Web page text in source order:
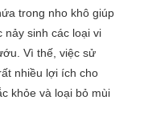
trong nho khô giúp
nảy sinh các loại vi
Vì thế, việc sử
nhiều lợi ích cho
khỏe và loại bỏ mùi